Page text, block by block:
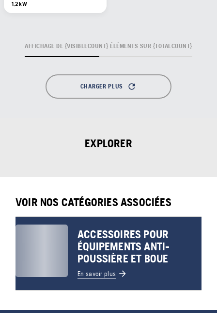
1,2 kW
CHARGER PLUS
AFFICHAGE DE {VISIBLECOUNT} ÉLÉMENTS SUR {TOTALCOUNT}
EXPLORER
VOIR NOS CATÉGORIES ASSOCIÉES
ACCESSOIRES POUR
ÉQUIPEMENTS ANTI-
POUSSIÈRE ET BOUE
En savoir plus